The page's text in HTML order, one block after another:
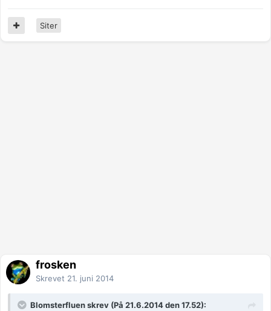
Siter
frosken
Skrevet 21. juni 2014
Blomsterfluen skrev (På 21.6.2014 den 17.52):